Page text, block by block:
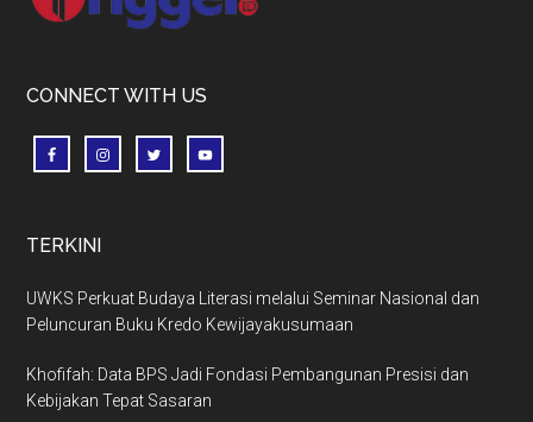
CONNECT WITH US
TERKINI
UWKS Perkuat Budaya Literasi melalui Seminar Nasional dan
Peluncuran Buku Kredo Kewijayakusumaan
Khofifah: Data BPS Jadi Fondasi Pembangunan Presisi dan
Kebijakan Tepat Sasaran